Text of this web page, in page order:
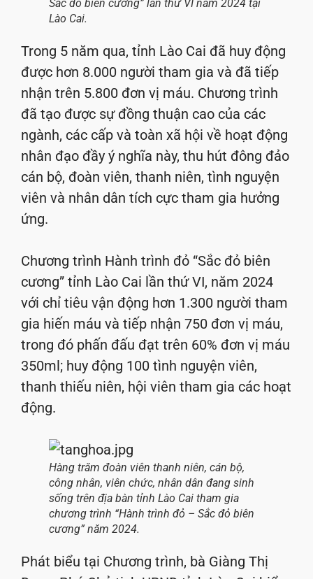
Sắc đỏ biên cương” lần thứ VI năm 2024 tại
Lào Cai.
Trong 5 năm qua, tỉnh Lào Cai đã huy động
được hơn 8.000 người tham gia và đã tiếp
nhận trên 5.800 đơn vị máu. Chương trình
đã tạo được sự đồng thuận cao của các
ngành, các cấp và toàn xã hội về hoạt động
nhân đạo đầy ý nghĩa này, thu hút đông đảo
cán bộ, đoàn viên, thanh niên, tình nguyện
viên và nhân dân tích cực tham gia hưởng
ứng.
Chương trình Hành trình đỏ “Sắc đỏ biên
cương” tỉnh Lào Cai lần thứ VI, năm 2024
với chỉ tiêu vận động hơn 1.300 người tham
gia hiến máu và tiếp nhận 750 đơn vị máu,
trong đó phấn đấu đạt trên 60% đơn vị máu
350ml; huy động 100 tình nguyện viên,
thanh thiếu niên, hội viên tham gia các hoạt
động.
Hàng trăm đoàn viên thanh niên, cán bộ,
công nhân, viên chức, nhân dân đang sinh
sống trên địa bàn tỉnh Lào Cai tham gia
chương trình “Hành trình đỏ – Sắc đỏ biên
cương” năm 2024.
Phát biểu tại Chương trình, bà Giàng Thị